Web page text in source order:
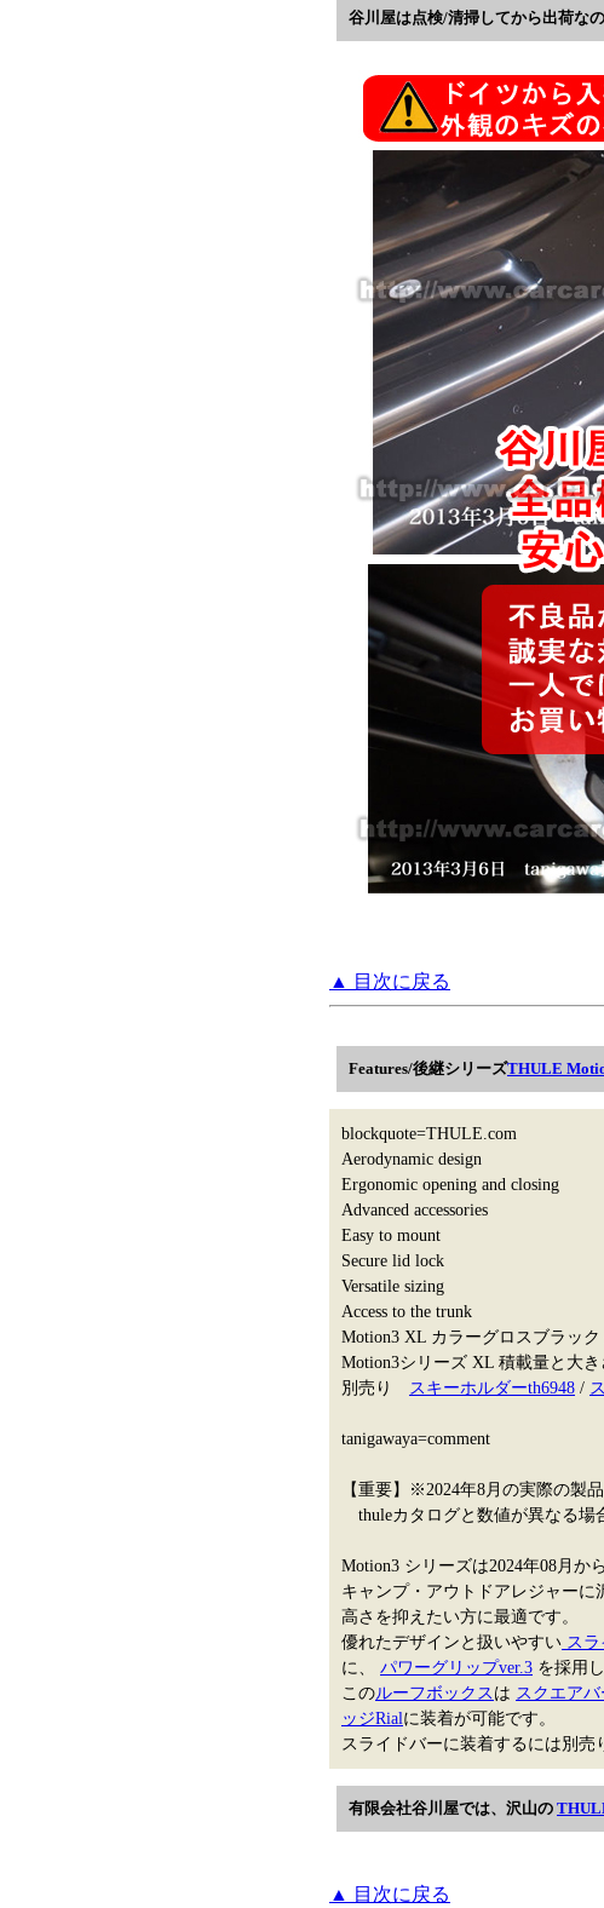
谷川屋は点検/清掃してから出荷な
▲ 目次に戻る
Features/後継シリーズTHULE
blockquote=THULE.com
Aerodynamic design
Ergonomic opening and closing
Advanced accessories
Easy to mount
Secure lid lock
Versatile sizing
Access to the trunk
Motion3 XL カラーグロスブラッ
Motion3シリーズ XL 積載量と大き
別売り スキーホルダーth6948 /
tanigawaya=comment
【重要】※2024年8月の実際の製
thuleカタログと数値が異なる場
Motion3 シリーズは2024年08月か
キャンプ・アウトドアレジャー
高さを抑えたい方に最適です。
優れたデザインと扱いやすい ス
に、 パワーグリップver.3 を採用
このルーフボックス は スクエアバ
ッジRialに装着が可能です。
スライドバーに装着するには別売
有限会社谷川屋では、沢山の
▲ 目次に戻る